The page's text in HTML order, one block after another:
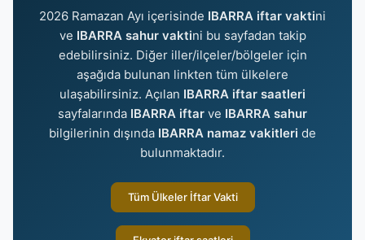
2026 Ramazan Ayı içerisinde IBARRA iftar vaktini
ve IBARRA sahur vaktini bu sayfadan takip
edebilirsiniz. Diğer iller/ilçeler/bölgeler için
aşağıda bulunan linkten tüm ülkelere
ulaşabilirsiniz. Açılan IBARRA iftar saatleri
sayfalarında IBARRA iftar ve IBARRA sahur
bilgilerinin dışında IBARRA namaz vakitleri de
bulunmaktadır.
Tüm Ülkeler İftar Vakti